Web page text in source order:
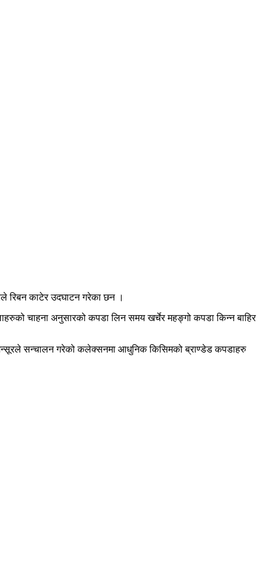
रिबन काटेर उदघाटन गरेका छन ।
चाहना अनुसारको कपडा लिन समय खर्चेर महङ्गो कपडा किन्न बाहिर
सन्चालन गरेको कलेक्सनमा आधुनिक किसिमको ब्राण्डेड कपडाहरु